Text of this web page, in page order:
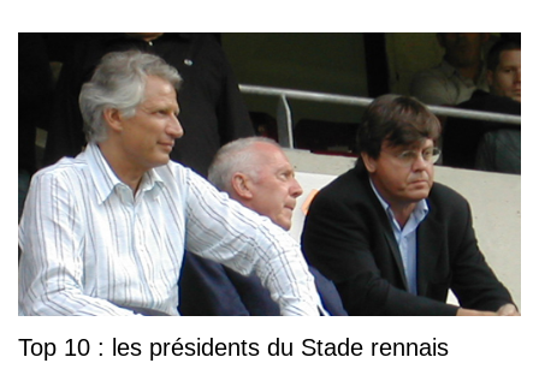
Top 10 : les présidents du Stade rennais